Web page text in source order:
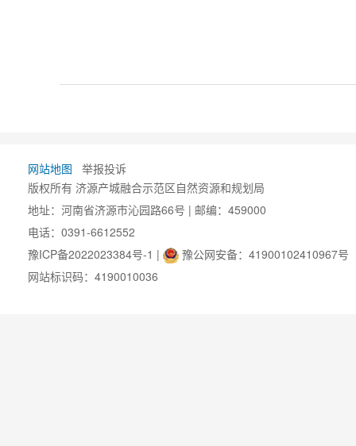
网站地图
举报投诉
版权所有 济源产城融合示范区自然资源和规划局
地址：河南省济源市沁园路66号 | 邮编：459000
电话：0391-6612552
豫ICP备2022023384号-1 |
豫公网安备：41900102410967号
网站标识码：4190010036